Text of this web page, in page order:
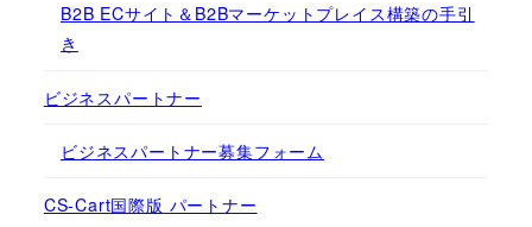
B2B ECサイト＆B2Bマーケットプレイス構築の手引
き
ビジネスパートナー
ビジネスパートナー募集フォーム
CS-Cart国際版 パートナー